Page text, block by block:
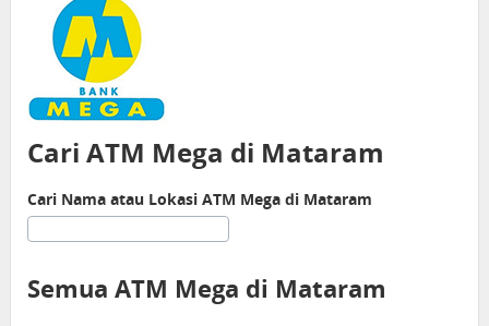
Cari ATM Mega di Mataram
Cari Nama atau Lokasi ATM Mega di Mataram
Semua ATM Mega di Mataram